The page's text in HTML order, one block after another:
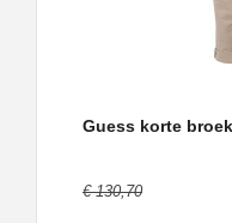
Guess korte
€ 130,70